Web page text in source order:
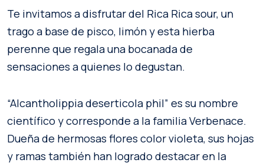
Te invitamos a disfrutar del Rica Rica sour, un
trago a base de pisco, limón y esta hierba
perenne que regala una bocanada de
sensaciones a quienes lo degustan.
“Alcantholippia deserticola phil” es su nombre
científico y corresponde a la familia Verbenace.
Dueña de hermosas flores color violeta, sus hojas
y ramas también han logrado destacar en la